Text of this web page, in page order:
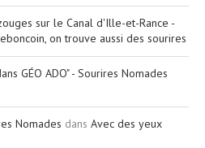
sur le Canal d'Ille-et-Rance -
on trouve aussi des sourires
GÉO ADO" - Sourires Nomades
Nomades dans Avec des yeux